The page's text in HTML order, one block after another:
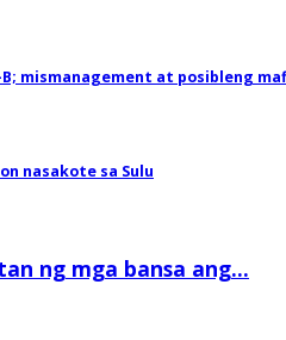
mismanagement at posibleng
nasakote sa Sulu
ng mga bansa ang...